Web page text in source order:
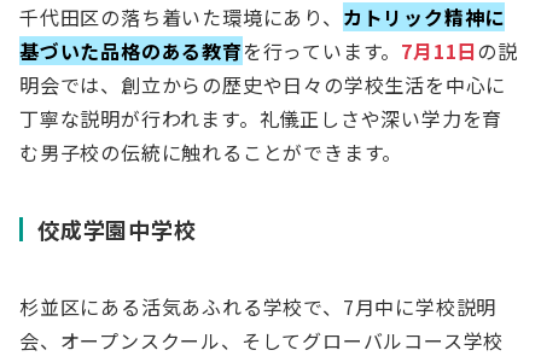
千代田区の落ち着いた環境にあり、 カトリック精神に
基づいた品格のある教育を行っています。 7月11日の説
明会では、創立からの歴史や日々の学校生活を中心に
丁寧な説明が行われます。礼儀正しさや深い学力を育
む男子校の伝統に触れることができます。
佼成学園中学校
杉並区にある活気あふれる学校で、7月中に学校説明
会、オープンスクール、そしてグローバルコース学校